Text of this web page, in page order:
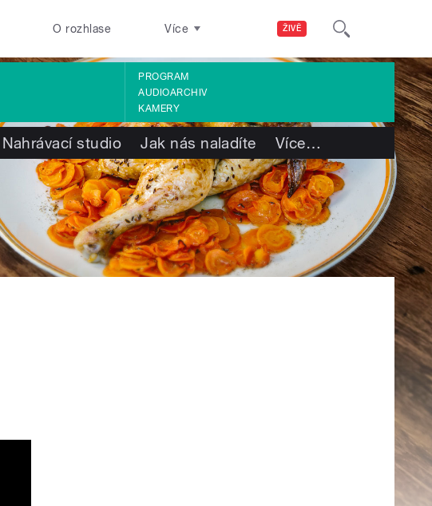
ŽIVĚ
O rozhlase Více
PROGRAM
AUDIOARCHIV
KAMERY
Nahrávací studio Jak nás naladíte Více…